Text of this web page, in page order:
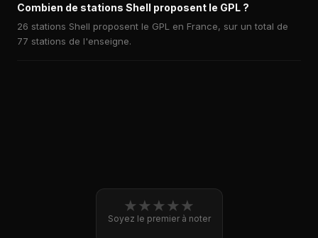
Combien de stations Shell proposent le GPL ?
26 stations Shell proposent le GPL en France, sur un total de
77 stations de l'enseigne.
★★★★★
Soyez le premier à noter